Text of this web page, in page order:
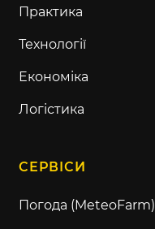
Практика
Технології
Економіка
Логістика
СЕРВІСИ
Погода (MeteoFarm)